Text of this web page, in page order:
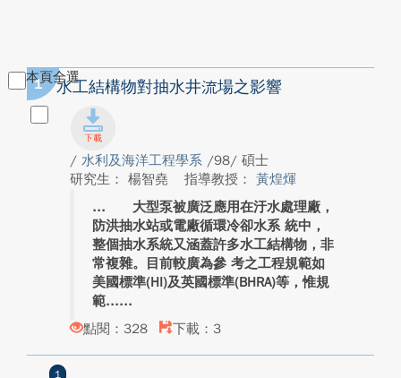
本頁全選
1 水工結構物對抽水井流場之影響
/ 水利及海洋工程學系 /98/ 碩士
研究生： 楊智堯
指導教授： 黃煌煇
大型泵被廣泛應用在汙水處理廠，
防洪抽水站或電廠循環冷卻水系 統中，
整個抽水系統又涵蓋許多水工結構物，非
常複雜。目前較廣為參 考之工程規範如
美國標準(HI)及英國標準(BHRA)等，惟規
範...
點閱：328
下載：3
1